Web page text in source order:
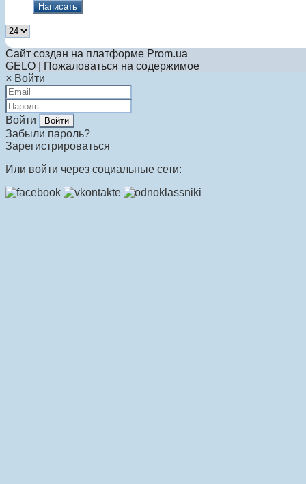
Написать
Сайт создан на платформе Prom.ua
GELO | Пожаловаться на содержимое
× Войти
Войти
Забыли пароль?
Зарегистрироваться
Или войти через социальные сети: